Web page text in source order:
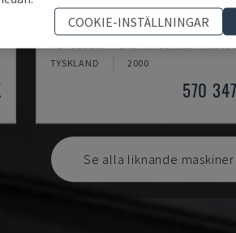
K2-A
TYSKLAND 2000
570
Se alla liknande maskiner
COOKIE-INSTÄLLNINGAR